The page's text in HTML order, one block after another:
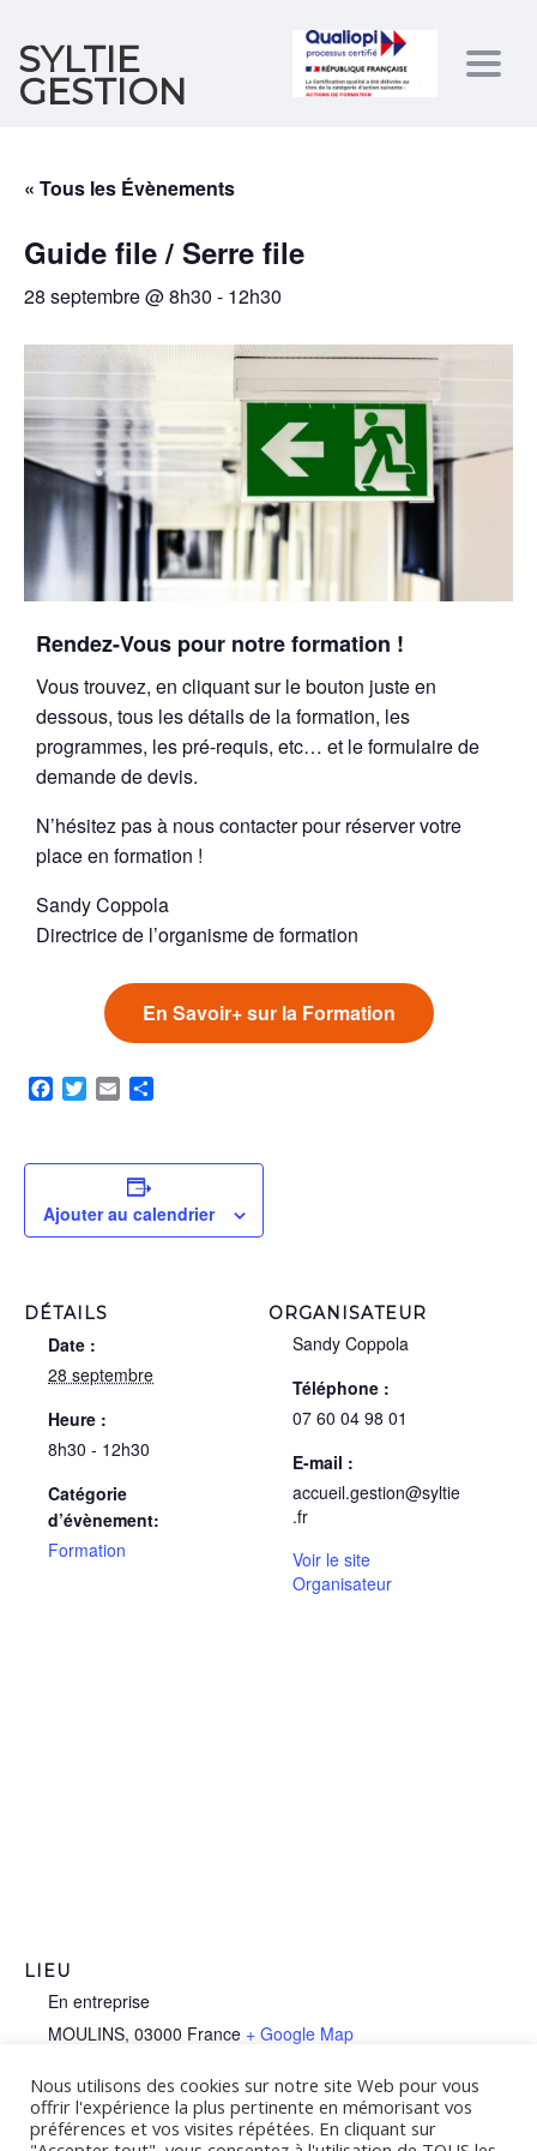
SYLTIE
GESTION
« Tous les Évènements
Guide file / Serre file
28 septembre @ 8h30 - 12h30
Rendez-Vous pour notre formation !
Vous trouvez, en cliquant sur le bouton juste en
dessous, tous les détails de la formation, les
programmes, les pré-requis, etc… et le formulaire de
demande de devis.
N’hésitez pas à nous contacter pour réserver votre
place en formation !
Sandy Coppola
Directrice de l’organisme de formation
En Savoir+ sur la Formation
Facebook
TwitterEmail
Ajouter au calendrier
DÉTAILS
Date :
28 septembre
Heure :
8h30 - 12h30
Catégorie
d’évènement:
Formation
ORGANISATEUR
Sandy Coppola
Téléphone :
07 60 04 98 01
E-mail :
accueil.gestion@syltie
.fr
Voir le site
Organisateur
LIEU
En entreprise
MOULINS, 03000 France + Google Map
Téléphone :
07 60 04 98 01
Nous utilisons des cookies sur notre site Web pour vous
offrir l'expérience la plus pertinente en mémorisant vos
préférences et vos visites répétées. En cliquant sur